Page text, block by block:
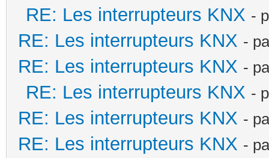
RE: Les interrupteurs KNX -
RE: Les interrupteurs KNX -
RE: Les interrupteurs KNX -
RE: Les interrupteurs KNX -
RE: Les interrupteurs KNX -
RE: Les interrupteurs KNX -